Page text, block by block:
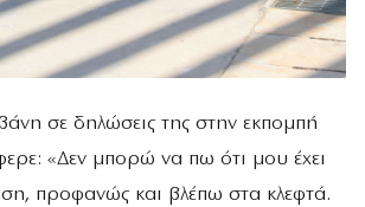
σε δηλώσεις της στην εκπομπή
«Δεν μπορώ να πω ότι μου έχει
προφανώς και βλέπω στα κλεφτά.